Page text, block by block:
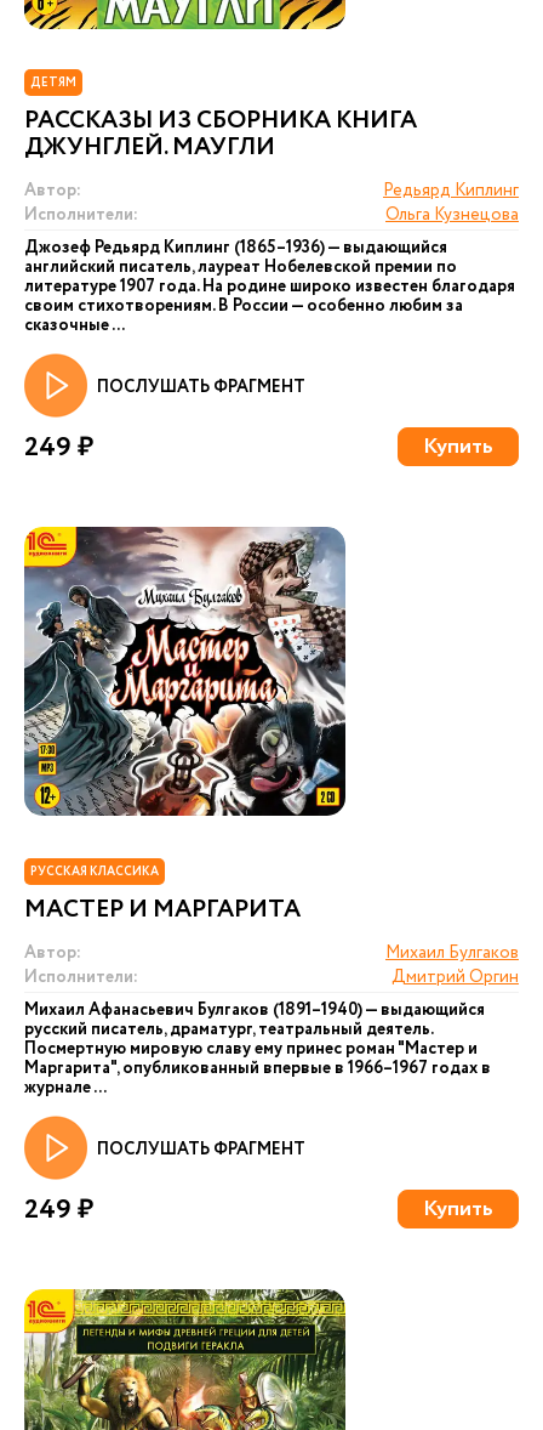
ДЕТЯМ
РАССКАЗЫ ИЗ СБОРНИКА КНИГА
ДЖУНГЛЕЙ. МАУГЛИ
Автор:
Редьярд Киплинг
Исполнители:
Ольга Кузнецова
Джозеф Редьярд Киплинг (1865–1936) — выдающийся
английский писатель, лауреат Нобелевской премии по
литературе 1907 года. На родине широко известен благодаря
своим стихотворениям. В России — особенно любим за
сказочные ...
ПОСЛУШАТЬ ФРАГМЕНТ
249 ₽ Купить
РУССКАЯ КЛАССИКА
МАСТЕР И МАРГАРИТА
Автор:
Михаил Булгаков
Исполнители:
Дмитрий Оргин
Михаил Афанасьевич Булгаков (1891–1940) — выдающийся
русский писатель, драматург, театральный деятель.
Посмертную мировую славу ему принес роман "Мастер и
Маргарита", опубликованный впервые в 1966–1967 годах в
журнале ...
ПОСЛУШАТЬ ФРАГМЕНТ
249 ₽ Купить